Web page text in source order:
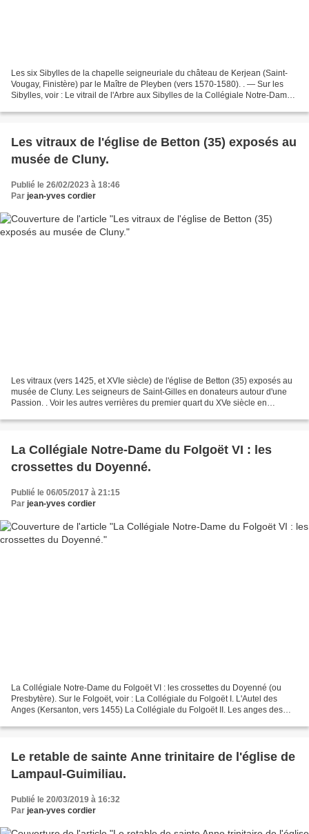
Les six Sibylles de la chapelle seigneuriale du château de Kerjean (Saint-
Vougay, Finistère) par le Maître de Pleyben (vers 1570-1580). . — Sur les
Sibylles, voir : Le vitrail de l'Arbre aux Sibylles de la Collégiale Notre-Dame-
Les vitraux de l'église de Betton (35) exposés au
musée de Cluny.
Publié le 26/02/2023 à 18:46
Par jean-yves cordier
Les vitraux (vers 1425, et XVIe siècle) de l'église de Betton (35) exposés au
musée de Cluny. Les seigneurs de Saint-Gilles en donateurs autour d'une
Passion. . Voir les autres verrières du premier quart du XVe siècle en
La Collégiale Notre-Dame du Folgoët VI : les
crossettes du Doyenné.
Publié le 06/05/2017 à 21:15
Par jean-yves cordier
La Collégiale Notre-Dame du Folgoët VI : les crossettes du Doyenné (ou
Presbytère). Sur le Folgoët, voir : La Collégiale du Folgoët I. L'Autel des
Anges (Kersanton, vers 1455) La Collégiale du Folgoët II. Les anges des
Le retable de sainte Anne trinitaire de l'église de
Lampaul-Guimiliau.
Publié le 20/03/2019 à 16:32
Par jean-yves cordier